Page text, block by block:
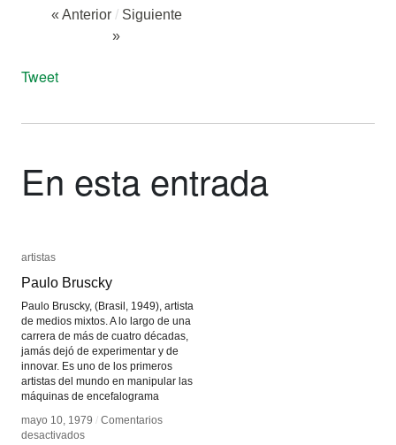
« Anterior / Siguiente
»
Tweet
En esta entrada
artistas
Paulo Bruscky
Paulo Bruscky, (Brasil, 1949), artista
de medios mixtos. A lo largo de una
carrera de más de cuatro décadas,
jamás dejó de experimentar y de
innovar. Es uno de los primeros
artistas del mundo en manipular las
máquinas de encefalograma
mayo 10, 1979 / Comentarios
desactivadosen
artistas
Paulo Bruscky
mayo 10, 1979 / Comentarios
desactivadosen